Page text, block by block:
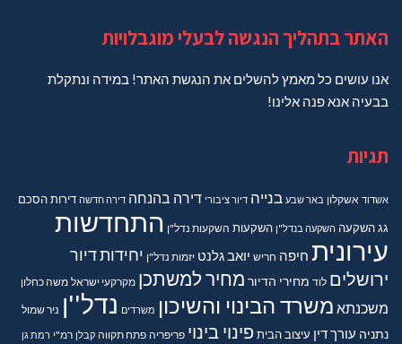
האתר בתהליך הנגשה לבעלי מוגבלויות
אנו עושים כל מאמץ להשלים את הנגשת האתר! במידה ונתקלת
בבעיה אנא פנה אלינו!
תגיות
אשדוד אשקלון באר שבע בנייה דיור ציבורי דירה בהנחה דירה חדשה דירותהסכם
גגהשקעה השקעה בנדל"ן השקעות השקעות נדל"ן התחדשות
עירונית חיפה חריש יואב גלנט יזמות נדל"ן יחידות דיור
ירושלים לוד מחירי הדיור מחיר למשתכן מקרקעי ישראל משה כחלון
משכנתא משרד הבינוי והשיכון משרדים נדל''ן ניר שמול
נתניה עורך דין עיצוב הבית פינוי בינוי פריפריה פתח תקווה קבלן רמ"י רמת גן